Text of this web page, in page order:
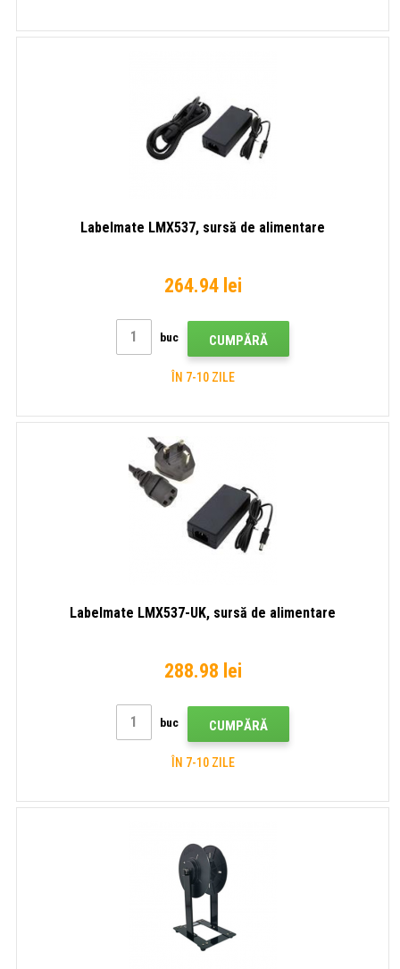
Labelmate LMX537, sursă de alimentare
264.94 lei
buc CUMPĂRĂ
ÎN 7-10 ZILE
Labelmate LMX537-UK, sursă de alimentare
288.98 lei
buc CUMPĂRĂ
ÎN 7-10 ZILE